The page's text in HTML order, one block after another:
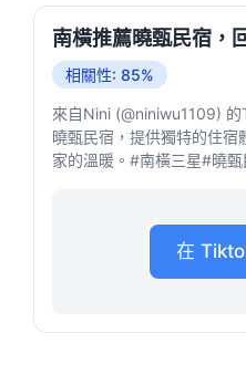
南橫推薦曉甄民宿，
相關性: 85%
來自Nini (@niniwu1109)
曉甄民宿，提供獨特的住宿
家的溫暖。#南橫三星#曉甄
在